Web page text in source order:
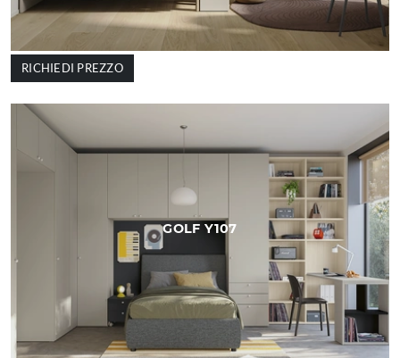
RICHIEDI PREZZO
GOLF Y107